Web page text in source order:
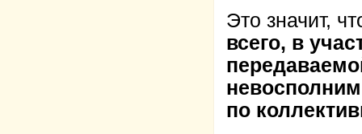
Это значит,
всего, в
по